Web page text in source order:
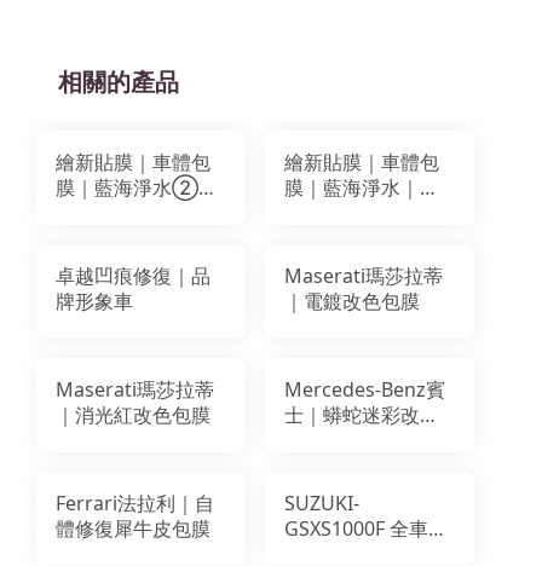
相關的產品
繪新貼膜｜車體包
膜｜藍海淨水②｜
繪新貼膜｜車體包
膜｜藍海淨水｜車
卓越凹痕修復｜品
牌形象車
Maserati瑪莎拉蒂
｜電鍍改色包膜
Maserati瑪莎拉蒂
｜消光紅改色包膜
Mercedes-Benz賓
士｜蟒蛇迷彩改色
Ferrari法拉利｜自
體修復犀牛皮包膜
SUZUKI-
GSXS1000F 全車彩